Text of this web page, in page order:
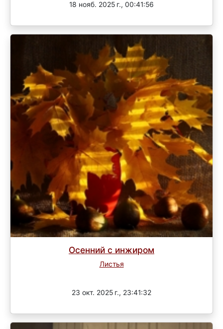
18 нояб. 2025 г., 00:41:56
Осенний с инжиром
Листья
23 окт. 2025 г., 23:41:32